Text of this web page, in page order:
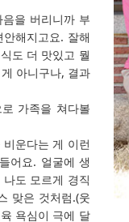
을 버리니까 부
해지고요. 잘해
도 더 맛있고 뭘
아니구나, 결과
가족을 쳐다볼
운다는 게 이런
어요. 얼굴에 생
도 모르게 경직
맞은 것처럼.(웃
욕심이 극에 달